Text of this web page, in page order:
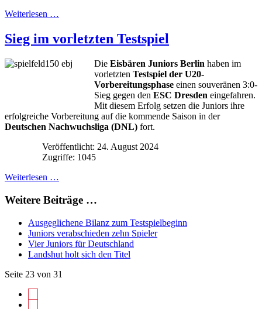
Weiterlesen …
Sieg im vorletzten Testspiel
Die Eisbären Juniors Berlin haben im
vorletzten Testspiel der U20-
Vorbereitungsphase einen souveränen 3:0-
Sieg gegen den ESC Dresden eingefahren.
Mit diesem Erfolg setzen die Juniors ihre
erfolgreiche Vorbereitung auf die kommende Saison in der
Deutschen Nachwuchsliga (DNL) fort.
Veröffentlicht: 24. August 2024
Zugriffe: 1045
Weiterlesen …
Weitere Beiträge …
Ausgeglichene Bilanz zum Testspielbeginn
Juniors verabschieden zehn Spieler
Vier Juniors für Deutschland
Landshut holt sich den Titel
Seite 23 von 31